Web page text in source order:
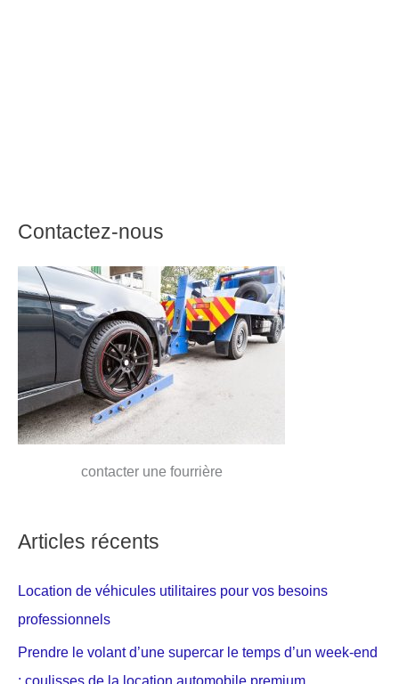
Contactez-nous
contacter une fourrière
Articles récents
Location de véhicules utilitaires pour vos besoins
professionnels
Prendre le volant d’une supercar le temps d’un week-end
: coulisses de la location automobile premium